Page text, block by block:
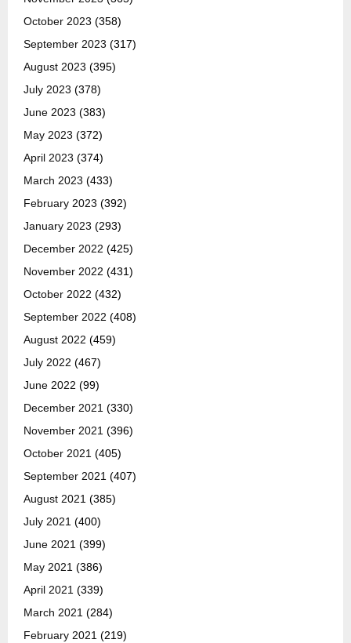
October 2023 (358)
September 2023 (317)
August 2023 (395)
July 2023 (378)
June 2023 (383)
May 2023 (372)
April 2023 (374)
March 2023 (433)
February 2023 (392)
January 2023 (293)
December 2022 (425)
November 2022 (431)
October 2022 (432)
September 2022 (408)
August 2022 (459)
July 2022 (467)
June 2022 (99)
December 2021 (330)
November 2021 (396)
October 2021 (405)
September 2021 (407)
August 2021 (385)
July 2021 (400)
June 2021 (399)
May 2021 (386)
April 2021 (339)
March 2021 (284)
February 2021 (219)